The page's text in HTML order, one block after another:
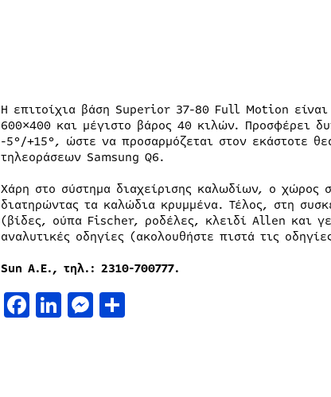
Η επιτοίχια βάση Superior 37-80 Full Motion είναι
600×400 και μέγιστο βάρος 40 κιλών. Προσφέρει
-5°/+15°, ώστε να προσαρμόζεται στον εκάστοτε
τηλεοράσεων Samsung Q6.
Χάρη στο σύστημα διαχείρισης καλωδίων, ο χώρος
διατηρώντας τα καλώδια κρυμμένα. Τέλος, στη
(βίδες, ούπα Fischer, ροδέλες, κλειδί Allen και
αναλυτικές οδηγίες (ακολουθήστε πιστά τις
Sun Α.Ε., τηλ.: 2310-700777.
Facebook
LinkedIn
Messenger
Μοιραστείτε